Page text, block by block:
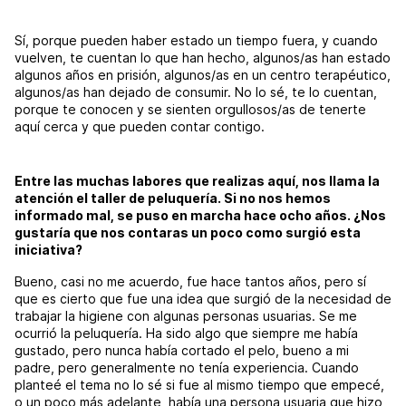
Sí, porque pueden haber estado un tiempo fuera, y cuando
vuelven, te cuentan lo que han hecho, algunos/as han estado
algunos años en prisión, algunos/as en un centro terapéutico,
algunos/as han dejado de consumir. No lo sé, te lo cuentan,
porque te conocen y se sienten orgullosos/as de tenerte
aquí cerca y que pueden contar contigo.
Entre las muchas labores que realizas aquí, nos llama la
atención el taller de peluquería. Si no nos hemos
informado mal, se puso en marcha hace ocho años. ¿Nos
gustaría que nos contaras un poco como surgió esta
iniciativa?
Bueno, casi no me acuerdo, fue hace tantos años, pero sí
que es cierto que fue una idea que surgió de la necesidad de
trabajar la higiene con algunas personas usuarias. Se me
ocurrió la peluquería. Ha sido algo que siempre me había
gustado, pero nunca había cortado el pelo, bueno a mi
padre, pero generalmente no tenía experiencia. Cuando
planteé el tema no lo sé si fue al mismo tiempo que empecé,
o un poco más adelante, había una persona usuaria que hizo